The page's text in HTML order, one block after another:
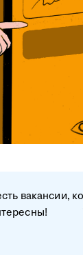
вакансии,